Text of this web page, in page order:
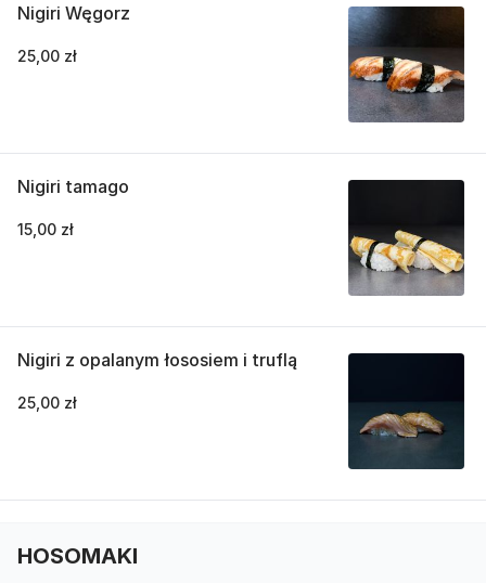
Nigiri Węgorz
25,00 zł
Nigiri tamago
15,00 zł
Nigiri z opalanym łososiem i truflą
25,00 zł
HOSOMAKI